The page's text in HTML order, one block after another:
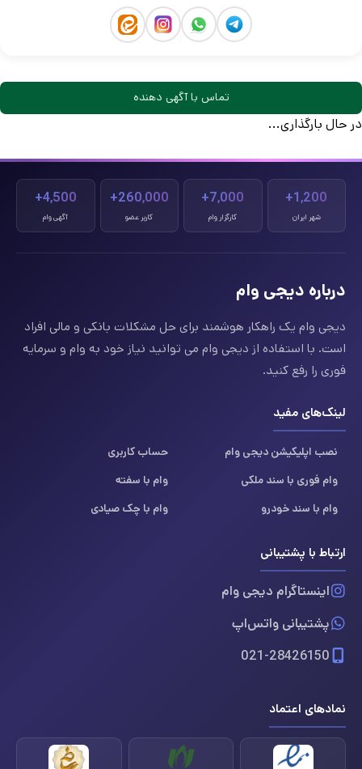
تماس با آگهی دهنده
در حال بارگذاری...
1,200+
شهر ایران
7,000+
کارگزار وام
260,000+
کاربر عضو
4,500+
آگهی وام
درباره دیجی وام
دیجی وام یک راهکار هوشمند برای حل مشکلات بانکی و مالی افراد
است. با استفاده از دیجی وام می توانید نیاز خود به وام و سرمایه
فوری را رفع کنید.
لینک‌های مفید
نصب اپلیکیشن دیجی وام
حساب کاربری
وام فوری با سند ملکی
وام با سفته
وام با سند خودرو
وام با چک صیادی
ارتباط با پشتیبانی
اینستاگرام دیجی وام
پشتیبانی واتس‌اپ
021-28426150
نمادهای اعتماد